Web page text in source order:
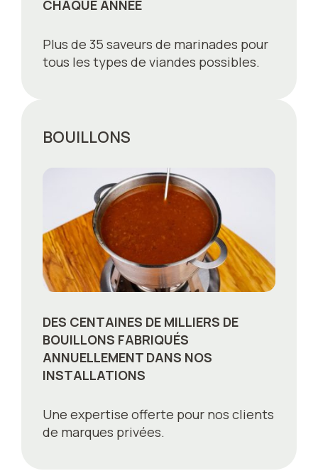
CHAQUE ANNÉE
Plus de 35 saveurs de marinades pour
tous les types de viandes possibles.
BOUILLONS
DES CENTAINES DE MILLIERS DE
BOUILLONS FABRIQUÉS
ANNUELLEMENT DANS NOS
INSTALLATIONS
Une expertise offerte pour nos clients
de marques privées.